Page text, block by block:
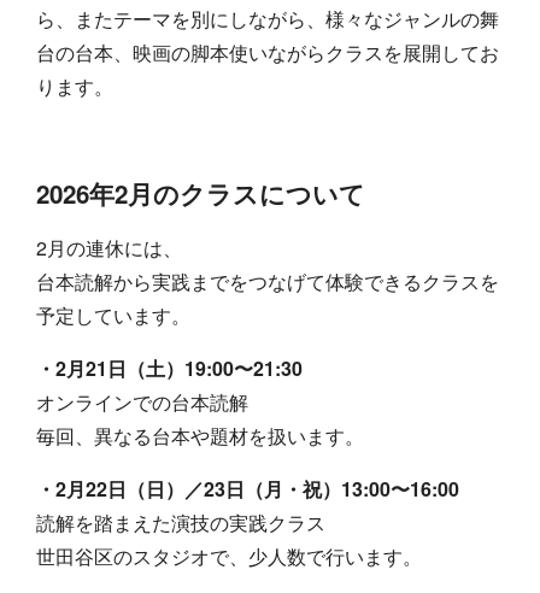
ら、またテーマを別にしながら、様々なジャンルの舞
台の台本、映画の脚本使いながらクラスを展開してお
ります。
2026年2月のクラスについて
2月の連休には、
台本読解から実践までをつなげて体験できるクラスを
予定しています。
・2月21日（土）19:00〜21:30
オンラインでの台本読解
毎回、異なる台本や題材を扱います。
・2月22日（日）／23日（月・祝）13:00〜16:00
読解を踏まえた演技の実践クラス
世田谷区のスタジオで、少人数で行います。